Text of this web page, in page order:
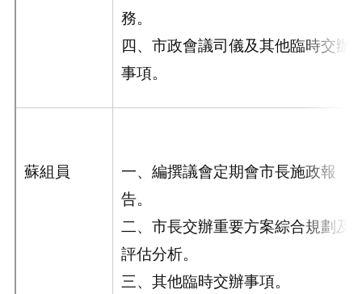
務。
四、市政會議司儀及其他臨時交辦
事項。
蘇組員
一、編撰議會定期會市長施政報
告。
二、市長交辦重要方案綜合規劃及
評估分析。
三、其他臨時交辦事項。